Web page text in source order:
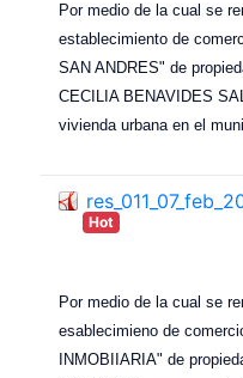
Por medio de la cual se
establecimiento de
SAN ANDRES" de
CECILIA BENAVIDES
vivienda urbana en el
Hot
Por medio de la cual se
esablecimieno de
INMOBIIARIA" de